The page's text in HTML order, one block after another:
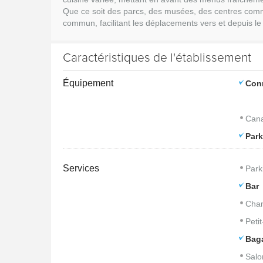
Que ce soit des parcs, des musées, des centres
commun, facilitant les déplacements vers et depuis
Caractéristiques de l'établissement
Équipement
Services
Bar